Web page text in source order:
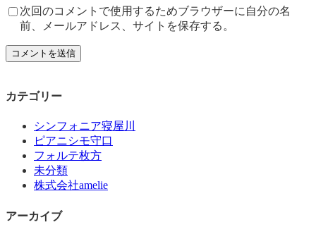
次回のコメントで使用するためブラウザーに自分の名
前、メールアドレス、サイトを保存する。
カテゴリー
シンフォニア寝屋川
ピアニシモ守口
フォルテ枚方
未分類
株式会社amelie
アーカイブ